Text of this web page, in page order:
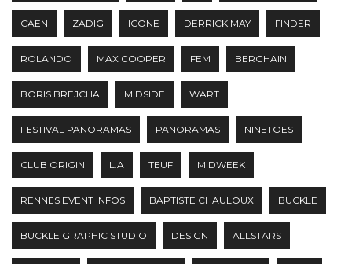
CAEN ZADIG ICONE DERRICK MAY FINDER
ROLANDO MAX COOPER FEM BERGHAIN
BORIS BREJCHA MIDSIDE WART
FESTIVAL PANORAMAS PANORAMAS NINETOES
CLUB ORIGIN L.A TEUF MIDWEEK
RENNES EVENT INFOS BAPTISTE CHAULOUX BUCKLE
BUCKLE GRAPHIC STUDIO DESIGN ALLSTARS